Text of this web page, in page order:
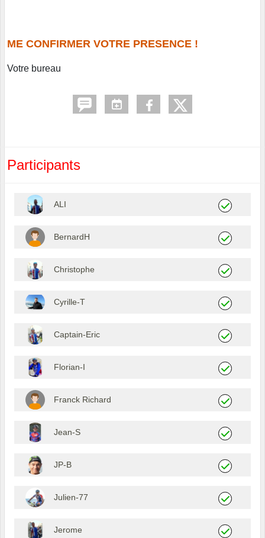
ME CONFIRMER VOTRE PRESENCE !
Votre bureau
Participants
ALI
BernardH
Christophe
Cyrille-T
Captain-Eric
Florian-I
Franck Richard
Jean-S
JP-B
Julien-77
Jerome